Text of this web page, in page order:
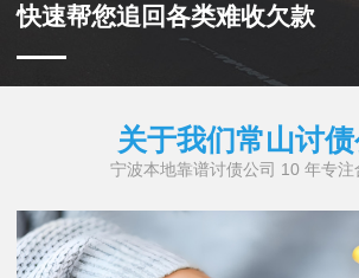
快速帮您追回各类难收欠款
关于我们常山讨债
宁波本地靠谱讨债公司 10 年专注